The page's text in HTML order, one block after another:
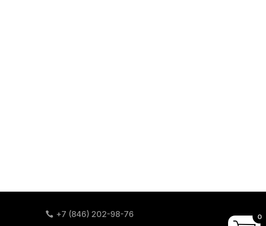
+7 (846) 202-98-76 0